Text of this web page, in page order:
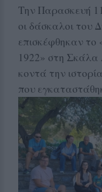
Την Παρασκευή
οι δάσκαλοι του
επισκέφθηκαν
1922» στη
κοντά την
που